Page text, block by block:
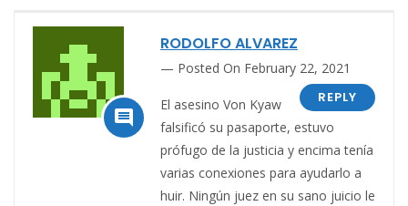

RODOLFO ALVAREZ
Posted On February 22, 2021
REPLY
El asesino Von Kyaw
falsificó su pasaporte, estuvo
prófugo de la justicia y encima tenía
varias conexiones para ayudarlo a
huir. Ningún juez en su sano juicio le